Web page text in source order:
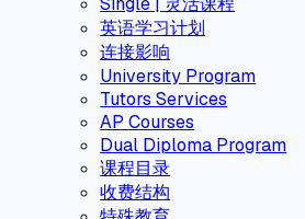
英语学习计划
连接影响
University Program
Tutors Services
AP Courses
Dual Diploma Program
课程目录
收费结构